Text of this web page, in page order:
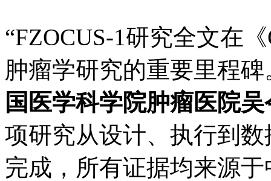
“FZOCUS-1研究全文在
肿瘤学研究的重要里程
国医学科学院肿瘤医院
项研究从设计、执行到
完成，所有证据均来源